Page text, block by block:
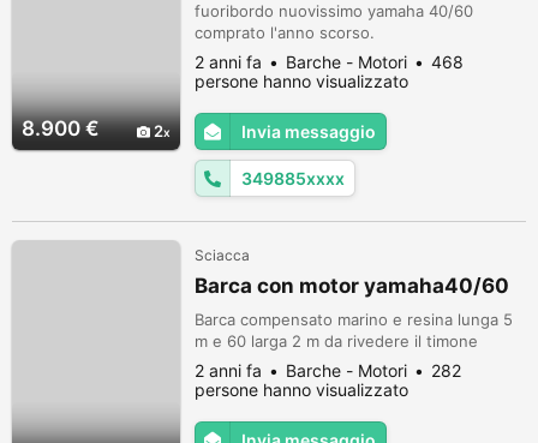
8.900 € 2
fuoribordo nuovissimo yamaha 40/60
comprato l'anno scorso.
2 anni fa Barche - Motori
468
persone hanno visualizzato
Invia messaggio
349885xxxx
Sciacca
Barca con motor yamaha40/60
Barca compensato marino e resina lunga 5
m e 60 larga 2 m da rivedere il timone
2 anni fa Barche - Motori
282
persone hanno visualizzato